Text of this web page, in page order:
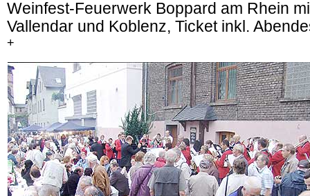
Weinfest-Feuerwerk Boppard am Rhein
Vallendar und Koblenz, Ticket inkl.
+